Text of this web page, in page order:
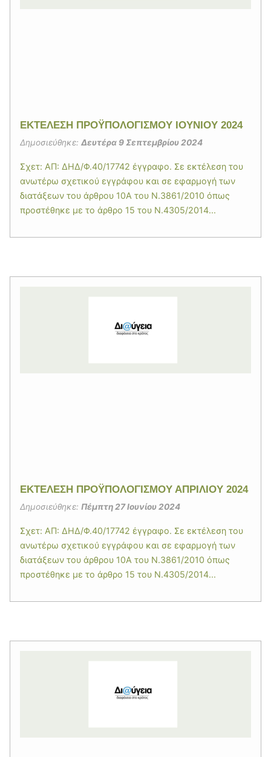
ΕΚΤΕΛΕΣΗ ΠΡΟΫΠΟΛΟΓΙΣΜΟΥ ΙΟΥΝΙΟΥ 2024
Δημοσιεύθηκε: Δευτέρα 9 Σεπτεμβρίου 2024
Σχετ: ΑΠ: ΔΗΔ/Φ.40/17742 έγγραφο. Σε εκτέλεση του
ανωτέρω σχετικού εγγράφου και σε εφαρμογή των
διατάξεων του άρθρου 10Α του Ν.3861/2010 όπως
προστέθηκε με το άρθρο 15 του Ν.4305/2014...
ΕΚΤΕΛΕΣΗ ΠΡΟΫΠΟΛΟΓΙΣΜΟΥ ΑΠΡΙΛΙΟΥ 2024
Δημοσιεύθηκε: Πέμπτη 27 Ιουνίου 2024
Σχετ: ΑΠ: ΔΗΔ/Φ.40/17742 έγγραφο. Σε εκτέλεση του
ανωτέρω σχετικού εγγράφου και σε εφαρμογή των
διατάξεων του άρθρου 10Α του Ν.3861/2010 όπως
προστέθηκε με το άρθρο 15 του Ν.4305/2014...